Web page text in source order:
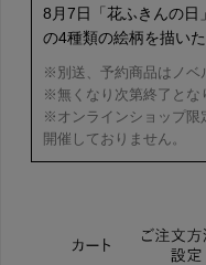
8月7日「花ふきんの日
の4種類の絵柄を描い
※別送、予約商品はノベ
※無くなり次第終了とな
※オンラインショップ限
開催しておりません。